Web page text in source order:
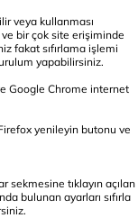
veya kullanması
ve bir çok site erişiminde
fakat sıfırlama işlemi
yapabilirsiniz.
Google Chrome internet
yenileyin butonu ve
sekmesine tıklayın açılan
bulunan ayarları sıfırla